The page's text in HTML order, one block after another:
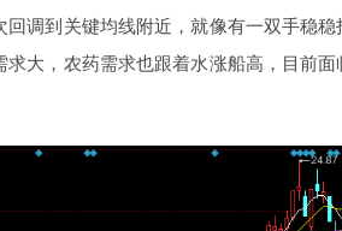
回调到关键均线附近，就像有一双手稳
求大，农药需求也跟着水涨船高，目前